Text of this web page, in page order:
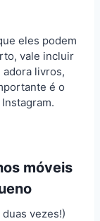
eles podem
vale incluir
livros,
é o
móveis
vezes!)